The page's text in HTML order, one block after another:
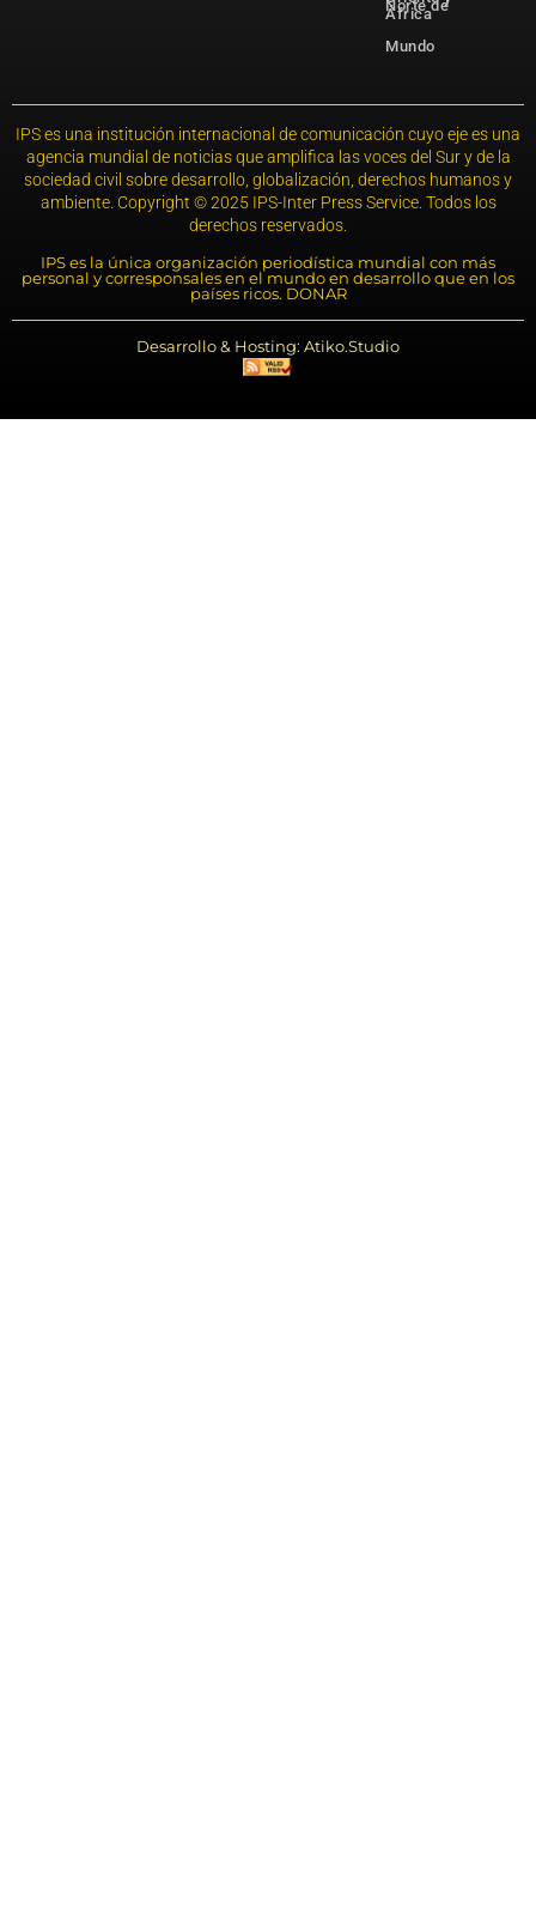
Norte de
África
Mundo
IPS es una institución internacional de comunicación cuyo eje es una
agencia mundial de noticias que amplifica las voces del Sur y de la
sociedad civil sobre desarrollo, globalización, derechos humanos y
ambiente. Copyright © 2025 IPS-Inter Press Service. Todos los
derechos reservados.
IPS es la única organización periodística mundial con más
personal y corresponsales en el mundo en desarrollo que en los
países ricos. DONAR
Desarrollo & Hosting: Atiko.Studio